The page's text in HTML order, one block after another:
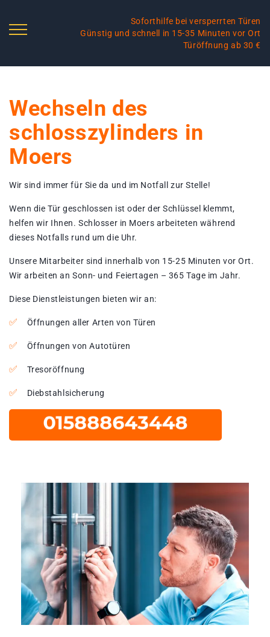
Soforthilfe bei versperrten Türen
Günstig und schnell in 15-35 Minuten vor Ort
Türöffnung ab 30 €
Wechseln des
schlosszylinders in
Moers
Wir sind immer für Sie da und im Notfall zur Stelle!
Wenn die Tür geschlossen ist oder der Schlüssel klemmt,
helfen wir Ihnen. Schlosser in Moers arbeiteten während
dieses Notfalls rund um die Uhr.
Unsere Mitarbeiter sind innerhalb von 15-25 Minuten vor Ort.
Wir arbeiten an Sonn- und Feiertagen – 365 Tage im Jahr.
Diese Dienstleistungen bieten wir an:
Öffnungen aller Arten von Türen
Öffnungen von Autotüren
Tresoröffnung
Diebstahlsicherung